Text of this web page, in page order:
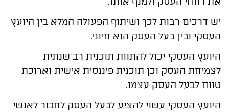
יש דרכים רבות לכך ושיתוף הפעולה המלא בין היועץ
העסקי ובין בעל העסק הוא חיוני.
היועץ העסקי יכול להתוות תוכנית רב־שנתית
לצמיחת העסק וכן תוכנית פיננסית אישית וארוכת
טווח לבעל העסק עצמו.
היועץ העסקי עשוי להציע לבעל העסק לחבור לאנשי